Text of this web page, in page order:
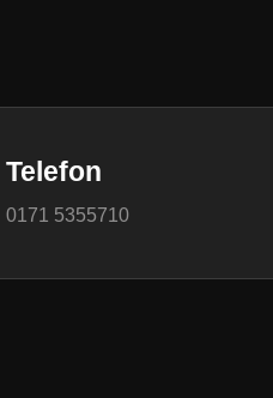
Telefon
0171 5355710